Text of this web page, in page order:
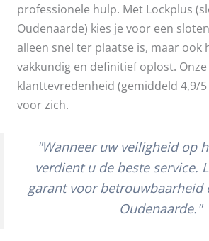
professionele hulp. Met Lockplus
Oudenaarde) kies je voor een
alleen snel ter plaatse is, maar ook
vakkundig en definitief oplost.
klanttevredenheid (gemiddeld 4,9/
voor zich.
"Wanneer uw veiligheid op
verdient u de beste service.
garant voor betrouwbaarheid
Oudenaarde."